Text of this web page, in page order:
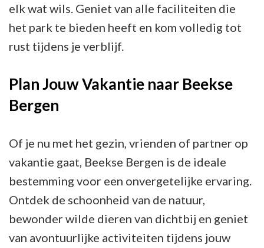
elk wat wils. Geniet van alle faciliteiten die
het park te bieden heeft en kom volledig tot
rust tijdens je verblijf.
Plan Jouw Vakantie naar Beekse
Bergen
Of je nu met het gezin, vrienden of partner op
vakantie gaat, Beekse Bergen is de ideale
bestemming voor een onvergetelijke ervaring.
Ontdek de schoonheid van de natuur,
bewonder wilde dieren van dichtbij en geniet
van avontuurlijke activiteiten tijdens jouw